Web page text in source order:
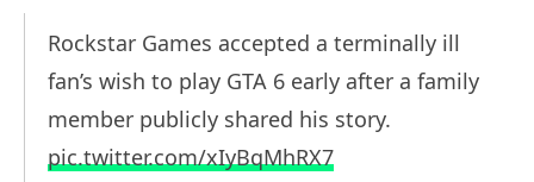
Rockstar Games accepted a terminally ill
fan’s wish to play GTA 6 early after a family
member publicly shared his story.
pic.twitter.com/xIyBqMhRX7